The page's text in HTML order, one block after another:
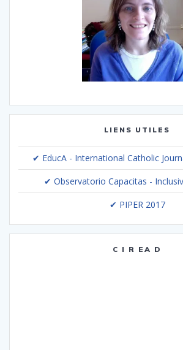
LIENS UTILES
✔ EducA - International Catholic
✔ Observatorio Capacitas -
✔ PIPER 2017
C I R EA D